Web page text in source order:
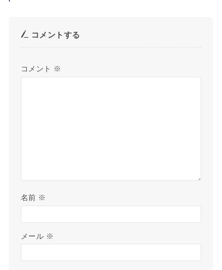
コメントする
コメント ※
名前 ※
メール ※